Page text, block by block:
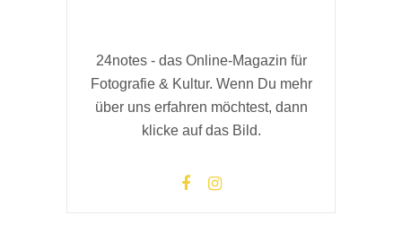
24notes - das Online-Magazin für
Fotografie & Kultur. Wenn Du mehr
über uns erfahren möchtest, dann
klicke auf das Bild.